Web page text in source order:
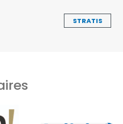
STRATIS